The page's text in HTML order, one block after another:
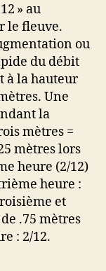
» au
le fleuve.
ou
du débit
à la hauteur
Une
la
mètres =
mètres lors
heure (2/12)
heure :
et
.75 mètres
: 2/12.